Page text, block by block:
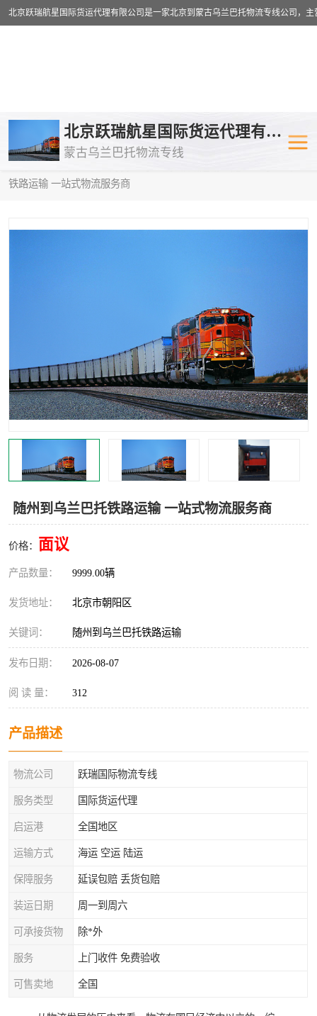
北京跃瑞航星国际货运代理有限公司
蒙古乌兰巴托物流专线
铁路运输 一站式物流服务商
随州到乌兰巴托铁路运输 一站式物流服务商
价格： 面议
产品数量： 9999.00辆
发货地址： 北京市朝阳区
关键词： 随州到乌兰巴托铁路运输
发布日期： 2026-08-07
阅 读 量： 312
产品描述
物流公司 跃瑞国际物流专线
服务类型 国际货运代理
启运港 全国地区
运输方式 海运 空运 陆运
保障服务 延误包赔 丢货包赔
装运日期 周一到周六
可承接货物 除*外
服务 上门收件 免费验收
可售卖地 全国
乌兰巴托物流专线 乌兰巴托铁
乌兰巴托公路运输
中欧班列
蒙古乌兰巴托双清包税 蒙古乌兰巴